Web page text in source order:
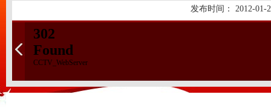
发布时间： 2012-01-
302
Found
CCTV_WebServer